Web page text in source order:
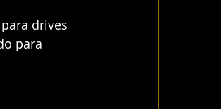
drives
para